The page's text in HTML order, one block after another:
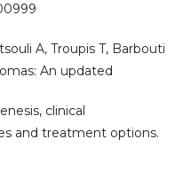
A, Troupis T, Barbouti
An updated
clinical
and treatment options.